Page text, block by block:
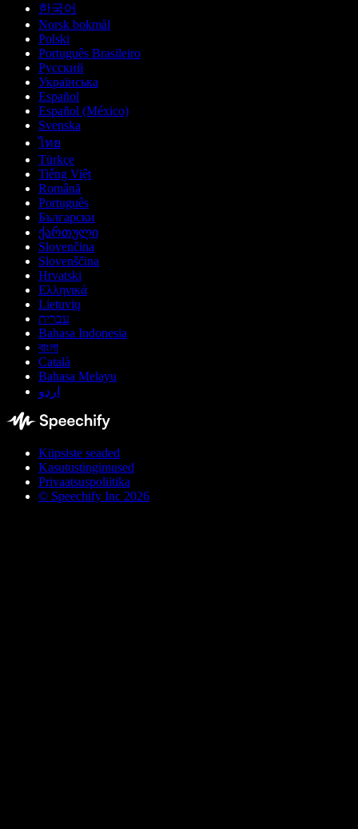
한국어
Norsk bokmål
Polski
Português Brasileiro
Русский
Українська
Español
Español (México)
Svenska
ไทย
Türkçe
Tiếng Việt
Română
Português
Български
ქართული
Slovenčina
Slovenščina
Hrvatski
Ελληνικά
Lietuvių
עברית
Bahasa Indonesia
বাংলা
Català
Bahasa Melayu
اردو
Küpsiste seaded
Kasutustingimused
Privaatsuspoliitika
© Speechify Inc 2026